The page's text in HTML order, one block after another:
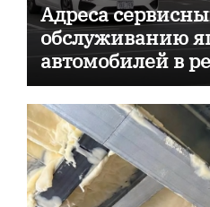
Адреса
обслуживанию
автомобилей в